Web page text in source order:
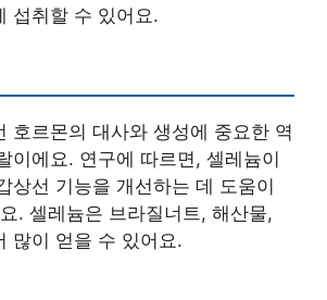
섭취할 수 있어요.
호르몬의 대사와 생성에 중요한 역
이에요. 연구에 따르면, 셀레늄이
상선 기능을 개선하는 데 도움이
. 셀레늄은 브라질너트, 해산물,
많이 얻을 수 있어요.